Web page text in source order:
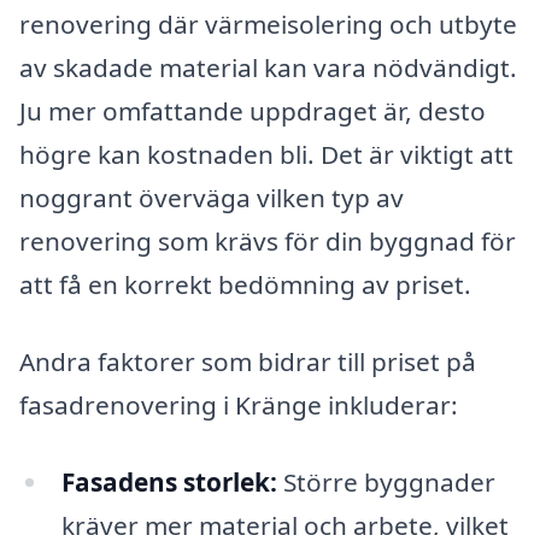
renovering där värmeisolering och utbyte
av skadade material kan vara nödvändigt.
Ju mer omfattande uppdraget är, desto
högre kan kostnaden bli. Det är viktigt att
noggrant överväga vilken typ av
renovering som krävs för din byggnad för
att få en korrekt bedömning av priset.
Andra faktorer som bidrar till priset på
fasadrenovering i Kränge inkluderar:
Fasadens storlek: Större byggnader
kräver mer material och arbete, vilket